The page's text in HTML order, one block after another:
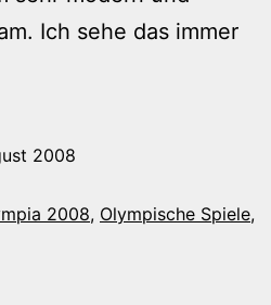
Ich sehe das immer
2008
2008, Olympische Spiele,